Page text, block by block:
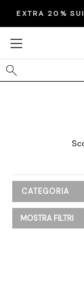
EXTRA 20%
Cerca
CATEGORIA
Uomo
MOSTRA FILTRI